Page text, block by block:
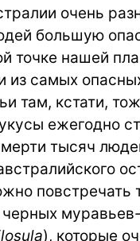
очень
большую
точке нашей
из самых
там, кстати,
ежегодно
тысяч
повстречать
), которые